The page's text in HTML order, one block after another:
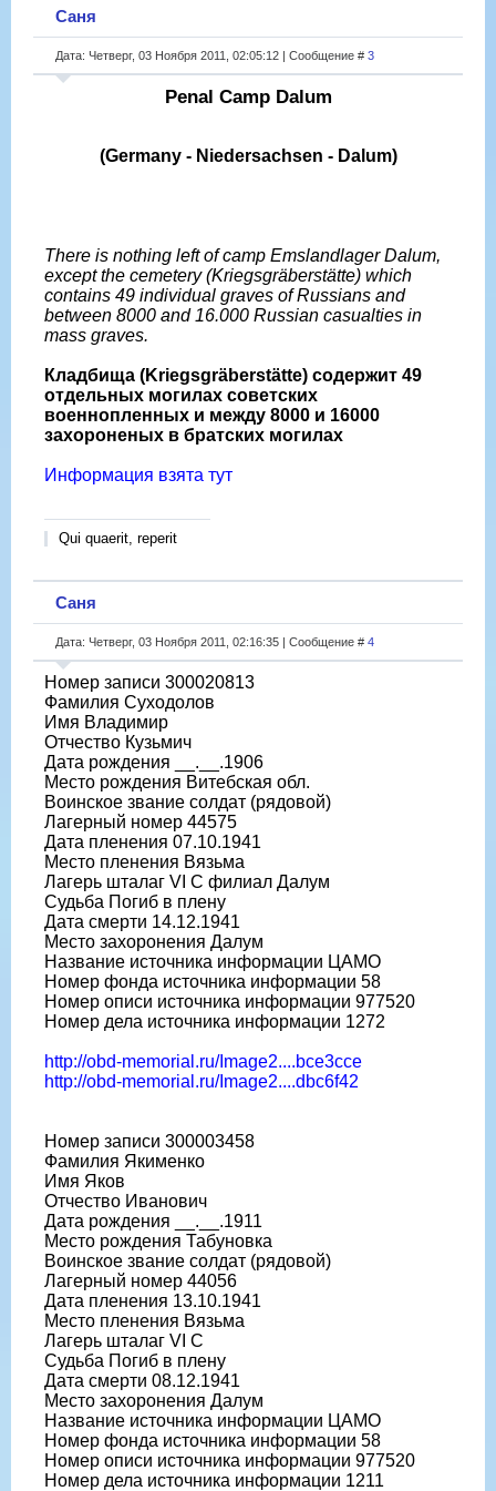
Саня
Дата: Четверг, 03 Ноября 2011, 02:05:12 | Сообщение # 3
Penal Camp Dalum
(Germany - Niedersachsen - Dalum)
There is nothing left of camp Emslandlager Dalum,
except the cemetery (Kriegsgräberstätte) which
contains 49 individual graves of Russians and
between 8000 and 16.000 Russian casualties in
mass graves.
Кладбища (Kriegsgräberstätte) содержит 49
отдельных могилах советских
военнопленных и между 8000 и 16000
захороненых в братских могилах
Информация взята тут
Qui quaerit, reperit
Саня
Дата: Четверг, 03 Ноября 2011, 02:16:35 | Сообщение # 4
Номер записи 300020813
Фамилия Суходолов
Имя Владимир
Отчество Кузьмич
Дата рождения __.__.1906
Место рождения Витебская обл.
Воинское звание солдат (рядовой)
Лагерный номер 44575
Дата пленения 07.10.1941
Место пленения Вязьма
Лагерь шталаг VI C филиал Далум
Судьба Погиб в плену
Дата смерти 14.12.1941
Место захоронения Далум
Название источника информации ЦАМО
Номер фонда источника информации 58
Номер описи источника информации 977520
Номер дела источника информации 1272
http://obd-memorial.ru/Image2....bce3cce
http://obd-memorial.ru/Image2....dbc6f42
Номер записи 300003458
Фамилия Якименко
Имя Яков
Отчество Иванович
Дата рождения __.__.1911
Место рождения Табуновка
Воинское звание солдат (рядовой)
Лагерный номер 44056
Дата пленения 13.10.1941
Место пленения Вязьма
Лагерь шталаг VI C
Судьба Погиб в плену
Дата смерти 08.12.1941
Место захоронения Далум
Название источника информации ЦАМО
Номер фонда источника информации 58
Номер описи источника информации 977520
Номер дела источника информации 1211